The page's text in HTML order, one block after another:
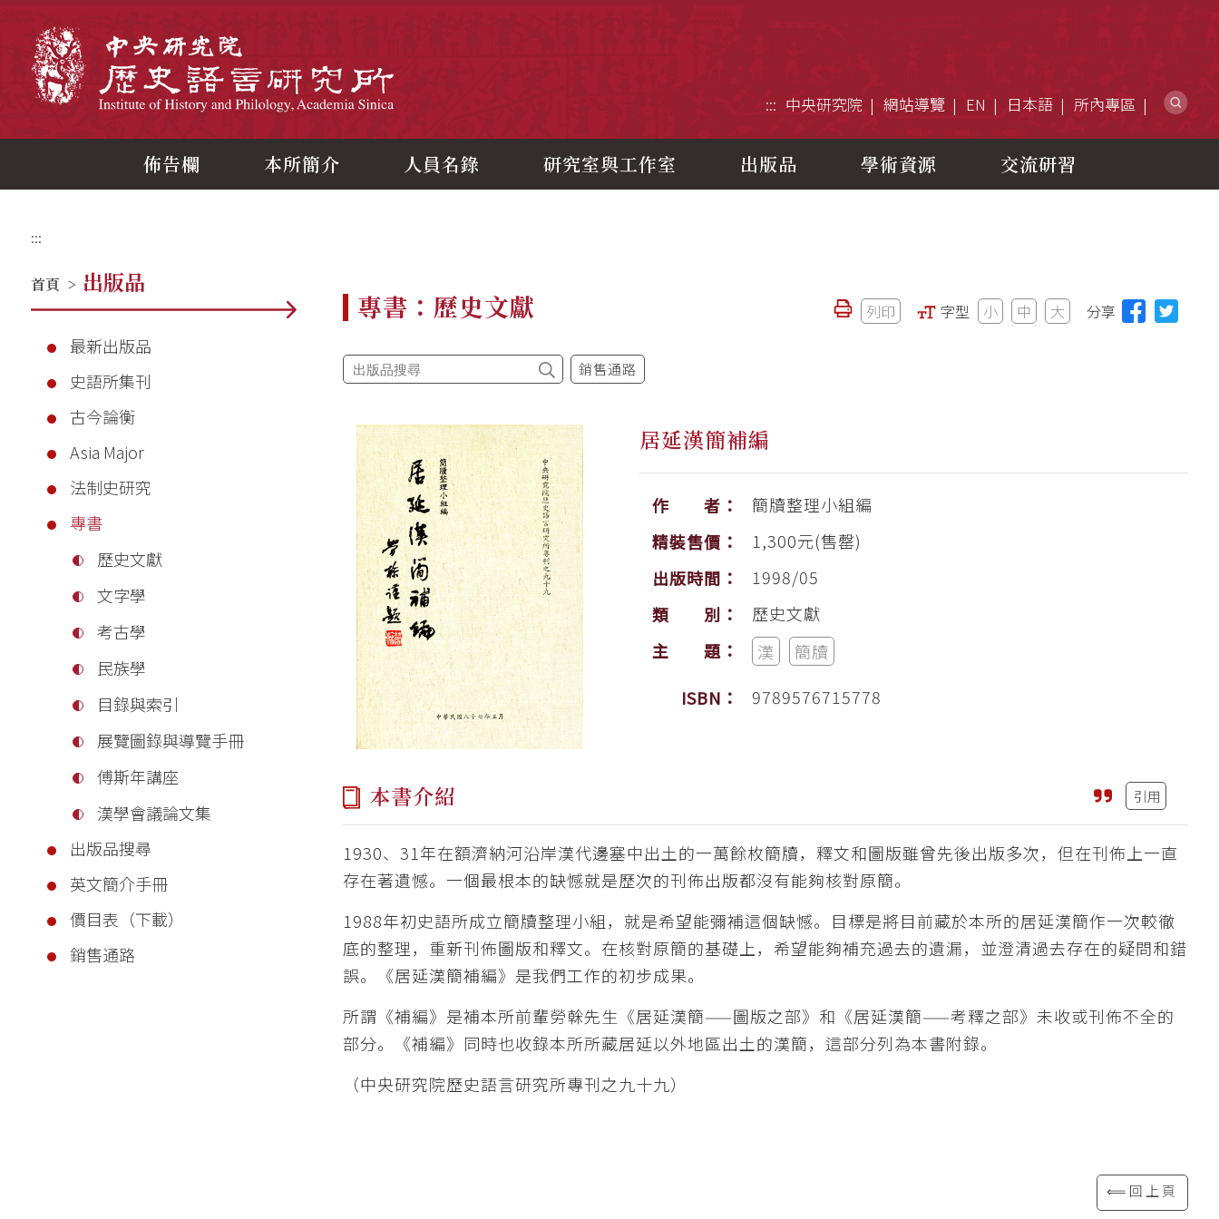
::: 中央研究院 網站導覽 EN 日本語 所內專區
佈告欄 本所簡介 人員名錄 研究室與工作室 出版品 學術資源 交流研習
:::
首頁 > 出版品
最新出版品
史語所集刊
古今論衡
Asia Major
法制史研究
專書
歷史文獻
文字學
考古學
民族學
目錄與索引
展覽圖錄與導覽手冊
傅斯年講座
漢學會議論文集
出版品搜尋
英文簡介手冊
價目表（下載）
銷售通路
專書：歷史文獻 列印 字型 小 中 大 分享
銷售通路
居延漢簡補編
作 者：
簡牘整理小組編
精裝售價：
1,300元(售罄)
出版時間：
1998/05
類 別：
歷史文獻
主 題：
漢
簡牘
ISBN：
9789576715778
本書介紹 引用
1930、31年在額濟納河沿岸漢代邊塞中出土的一萬餘枚簡牘，釋文和圖版雖曾先後出版多次，但在刊佈上一直
存在著遺憾。一個最根本的缺憾就是歷次的刊佈出版都沒有能夠核對原簡。
1988年初史語所成立簡牘整理小組，就是希望能彌補這個缺憾。目標是將目前藏於本所的居延漢簡作一次較徹
底的整理，重新刊佈圖版和釋文。在核對原簡的基礎上，希望能夠補充過去的遺漏，並澄清過去存在的疑問和錯
誤。《居延漢簡補編》是我們工作的初步成果。
所謂《補編》是補本所前輩勞榦先生《居延漢簡——圖版之部》和《居延漢簡——考釋之部》未收或刊佈不全的
部分。《補編》同時也收錄本所所藏居延以外地區出土的漢簡，這部分列為本書附錄。
（中央研究院歷史語言研究所專刊之九十九）
⟸回上頁